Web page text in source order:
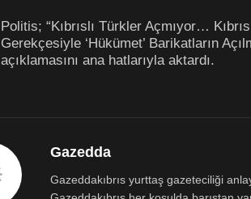
Politis; “Kıbrıslı Türkler Açmıyor…
Gerekçesiyle ‘Hükümet’ Barikatların
açıklamasını ana hatlarıyla aktardı.
Gazedda
Gazeddakıbrıs yurttaş gazeteciliği